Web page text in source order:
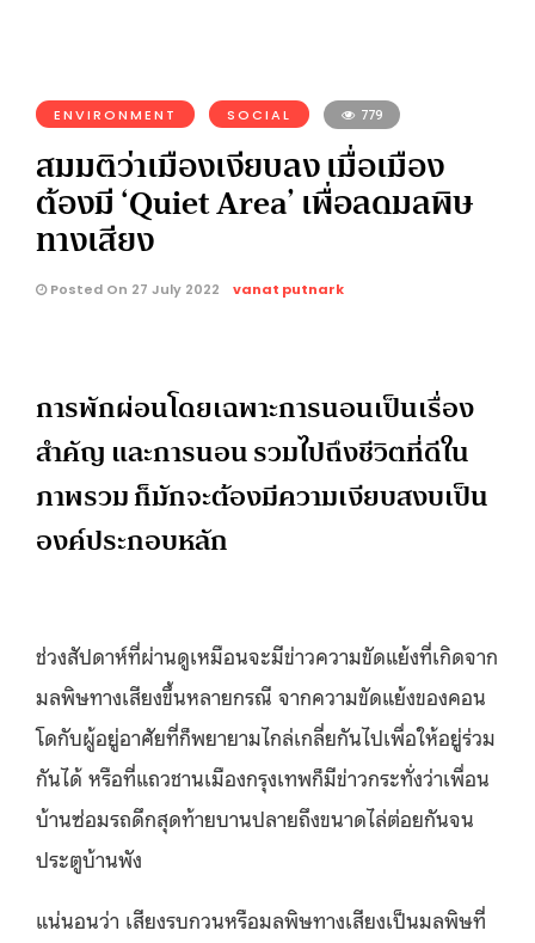
ENVIRONMENT SOCIAL 779
สมมติว่าเมืองเงียบลง เมื่อเมือง
ต้องมี ‘Quiet Area’ เพื่อลดมลพิษ
ทางเสียง
Posted On 27 July 2022 vanat putnark
การพักผ่อนโดยเฉพาะการนอนเป็นเรื่อง
สำคัญ และการนอน รวมไปถึงชีวิตที่ดีใน
ภาพรวม ก็มักจะต้องมีความเงียบสงบเป็น
องค์ประกอบหลัก
ช่วงสัปดาห์ที่ผ่านดูเหมือนจะมีข่าวความขัดแย้งที่เกิดจาก
มลพิษทางเสียงขึ้นหลายกรณี จากความขัดแย้งของคอน
โดกับผู้อยู่อาศัยที่ก็พยายามไกล่เกลี่ยกันไปเพื่อให้อยู่ร่วม
กันได้ หรือที่แถวชานเมืองกรุงเทพก็มีข่าวกระทั่งว่าเพื่อน
บ้านซ่อมรถดึกสุดท้ายบานปลายถึงขนาดไล่ต่อยกันจน
ประตูบ้านพัง
แน่นอนว่า เสียงรบกวนหรือมลพิษทางเสียงเป็นมลพิษที่